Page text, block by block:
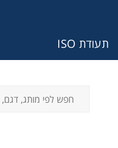
תעודת ISO